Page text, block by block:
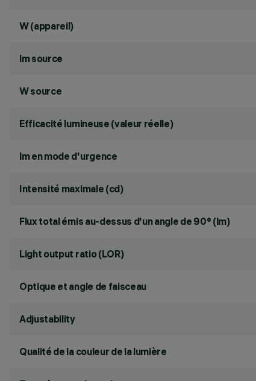
W (appareil)
lm source
W source
Efficacité lumineuse (valeur réelle)
lm en mode d'urgence
Intensité maximale (cd)
Flux total émis au-dessus d'un angle de 90° (lm)
Light output ratio (LOR)
Optique et angle de faisceau
Adjustability
Qualité de la couleur de la lumière